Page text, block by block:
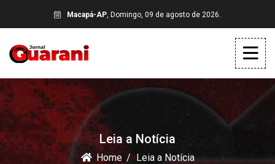
Macapá-AP, Domingo, 09 de agosto de 2026.
Leia a Notícia
Home Leia a Notícia